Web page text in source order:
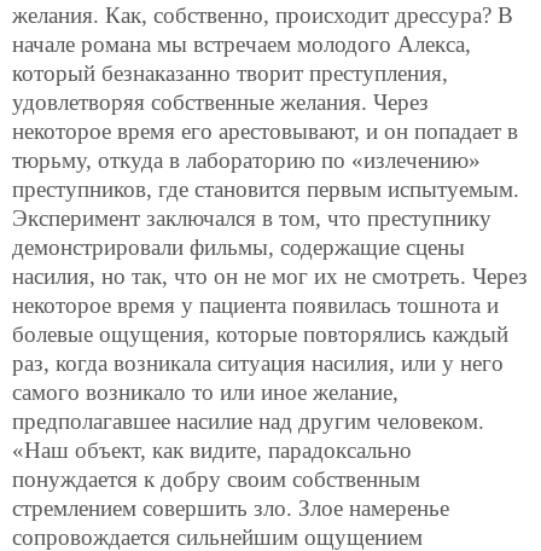
желания. Как, собственно, происходит дрессура? В
начале романа мы встречаем молодого Алекса,
который безнаказанно творит преступления,
удовлетворяя собственные желания. Через
некоторое время его арестовывают, и он попадает в
тюрьму, откуда в лабораторию по «излечению»
преступников, где становится первым испытуемым.
Эксперимент заключался в том, что преступнику
демонстрировали фильмы, содержащие сцены
насилия, но так, что он не мог их не смотреть. Через
некоторое время у пациента появилась тошнота и
болевые ощущения, которые повторялись каждый
раз, когда возникала ситуация насилия, или у него
самого возникало то или иное желание,
предполагавшее насилие над другим человеком.
«Наш объект, как видите, парадоксально
понуждается к добру своим собственным
стремлением совершить зло. Злое намеренье
сопровождается сильнейшим ощущением